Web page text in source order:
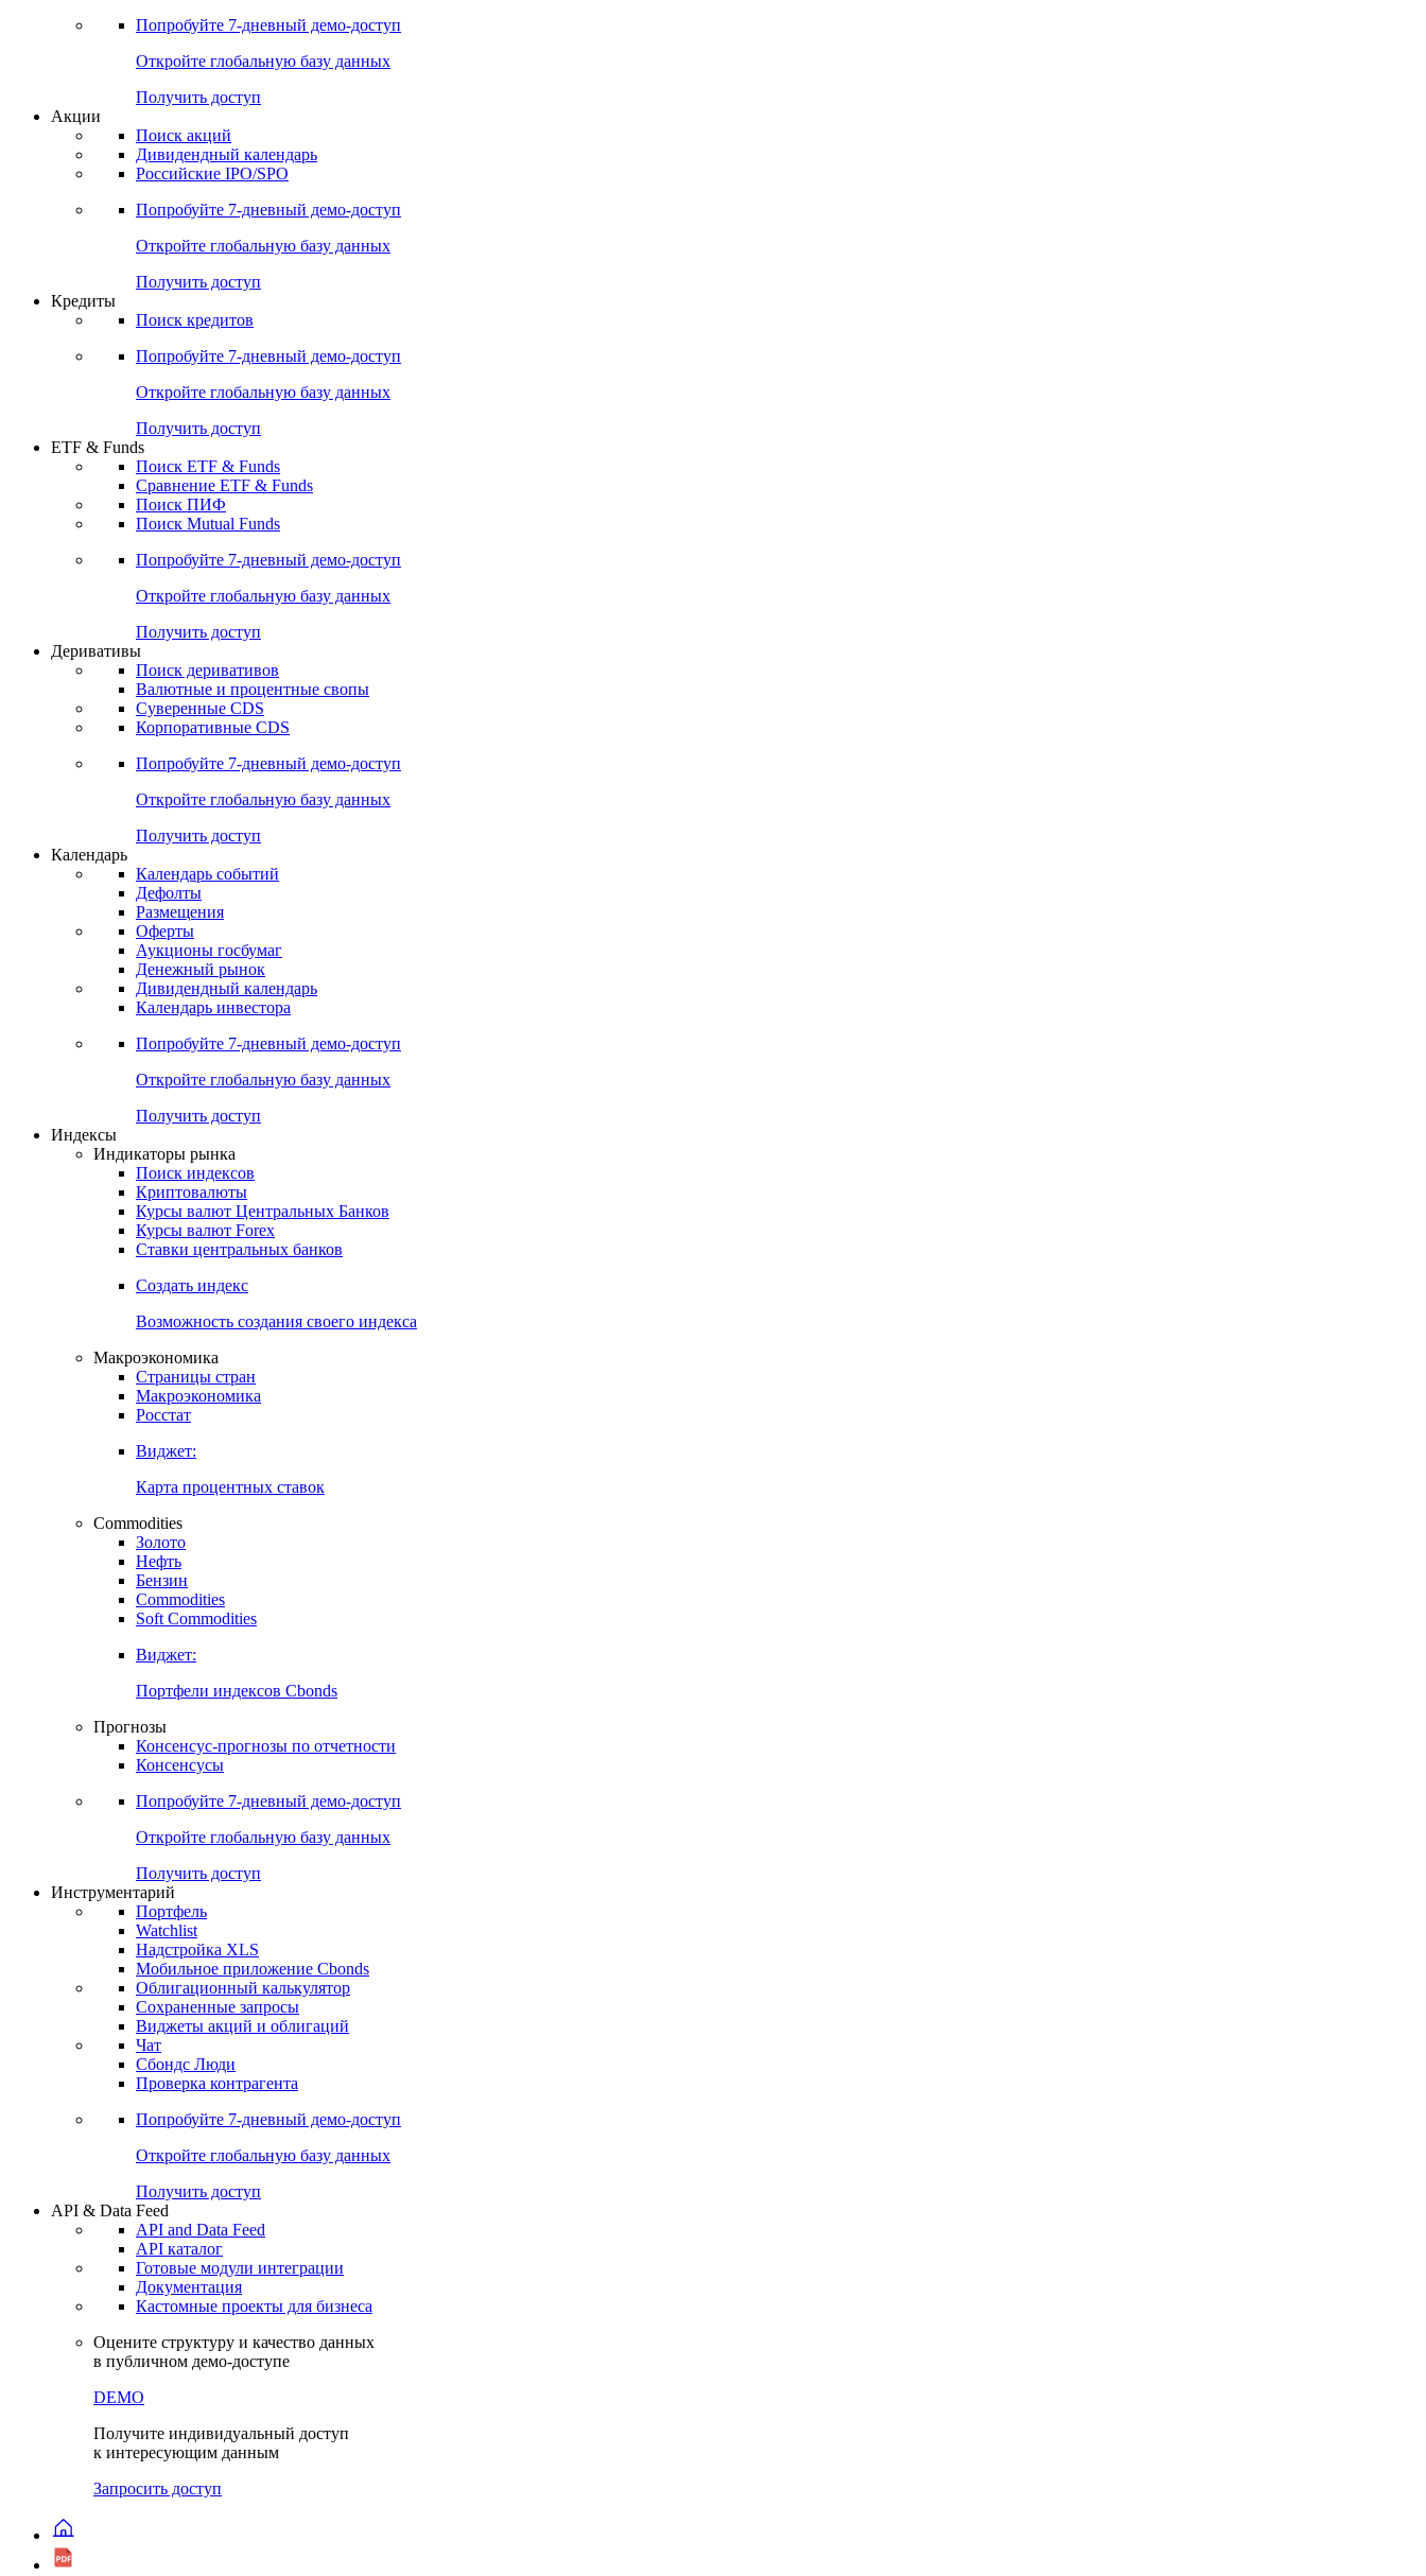
Попробуйте 7-дневный демо-доступ
Откройте глобальную базу данных
Получить доступ
Акции
Поиск акций
Дивидендный календарь
Российские IPO/SPO
Попробуйте 7-дневный демо-доступ
Откройте глобальную базу данных
Получить доступ
Кредиты
Поиск кредитов
Попробуйте 7-дневный демо-доступ
Откройте глобальную базу данных
Получить доступ
ETF & Funds
Поиск ETF & Funds
Сравнение ETF & Funds
Поиск ПИФ
Поиск Mutual Funds
Попробуйте 7-дневный демо-доступ
Откройте глобальную базу данных
Получить доступ
Деривативы
Поиск деривативов
Валютные и процентные свопы
Суверенные CDS
Корпоративные CDS
Попробуйте 7-дневный демо-доступ
Откройте глобальную базу данных
Получить доступ
Календарь
Календарь событий
Дефолты
Размещения
Оферты
Аукционы госбумаг
Денежный рынок
Дивидендный календарь
Календарь инвестора
Попробуйте 7-дневный демо-доступ
Откройте глобальную базу данных
Получить доступ
Индексы
Индикаторы рынка
Поиск индексов
Криптовалюты
Курсы валют Центральных Банков
Курсы валют Forex
Ставки центральных банков
Создать индекс
Возможность создания своего индекса
Макроэкономика
Страницы стран
Макроэкономика
Росстат
Виджет:
Карта процентных ставок
Commodities
Золото
Нефть
Бензин
Commodities
Soft Commodities
Виджет:
Портфели индексов Cbonds
Прогнозы
Консенсус-прогнозы по отчетности
Консенсусы
Попробуйте 7-дневный демо-доступ
Откройте глобальную базу данных
Получить доступ
Инструментарий
Портфель
Watchlist
Надстройка XLS
Мобильное приложение Cbonds
Облигационный калькулятор
Сохраненные запросы
Виджеты акций и облигаций
Чат
Сбондс Люди
Проверка контрагента
Попробуйте 7-дневный демо-доступ
Откройте глобальную базу данных
Получить доступ
API & Data Feed
API and Data Feed
API каталог
Готовые модули интеграции
Документация
Кастомные проекты для бизнеса
Оцените структуру и качество данных
в публичном демо-доступе
DEMO
Получите индивидуальный доступ
к интересующим данным
Запросить доступ